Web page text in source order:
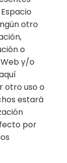
otro
o
y/o
otro uso o
estará
por